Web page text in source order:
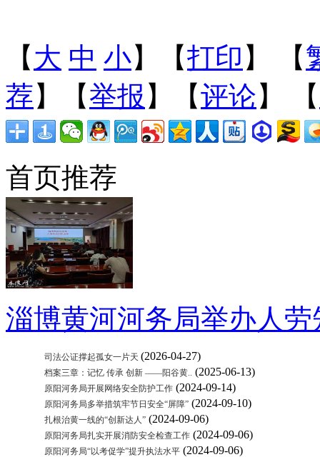
【 大 中 小】【打印 】 【
荐】【举报 】【评论】 【
首页推荐
淄博黄河河务局举办人劳
司法公证撑起孤女一片天 (2026-04-27)
档案三章：记忆 传承 创新 ——阳谷黄.. (2025-06-13)
原阳河务局开展网络安全防护工作 (2024-09-14)
原阳河务局多举措筑牢节日安全“屏障” (2024-09-10)
扎根治黄一线的“创新达人” (2024-09-06)
原阳河务局扎实开展消防安全检查工作 (2024-09-06)
原阳河务局“以考促学”提升执法水平 (2024-09-06)